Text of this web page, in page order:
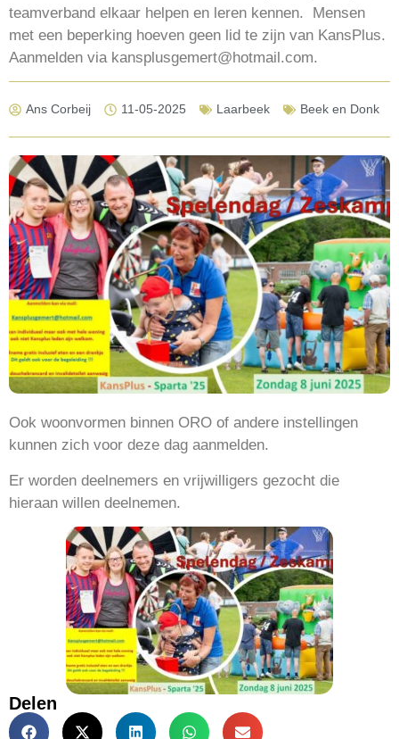
teamverband elkaar helpen en leren kennen. Mensen
met een beperking hoeven geen lid te zijn van KansPlus.
Aanmelden via kansplusgemert@hotmail.com.
Ans Corbeij 11-05-2025 Laarbeek Beek en Donk
Ook woonvormen binnen ORO of andere instellingen
kunnen zich voor deze dag aanmelden.
Er worden deelnemers en vrijwilligers gezocht die
hieraan willen deelnemen.
Delen